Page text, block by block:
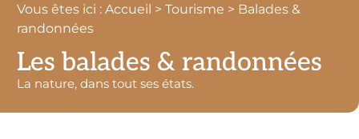
Vous êtes ici : Accueil > Tourisme > Balades &
randonnées
Les balades & randonnées
La nature, dans tout ses états.